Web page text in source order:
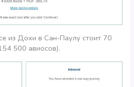
из Дохи в Сан-Паулу стоит 70
500 авиосов).